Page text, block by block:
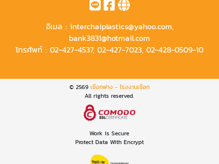
อีเมล : interchaiplastics@yahoo.com,
bank3831@hotmail.com
โทรศัพท์ : 02-427-4537, 02-427-7023, 02-428-0509-10
© 2569 เชือกฟาง - โรงงานเชือก
All rights reserved.
Work is Secure
Protect Data With Encrypt